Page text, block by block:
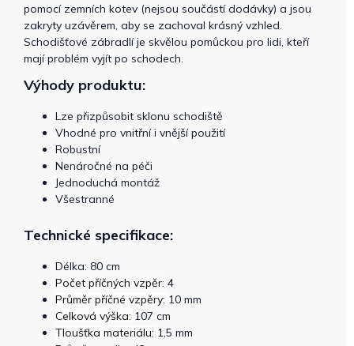
pomocí zemních kotev (nejsou součástí dodávky) a jsou
zakryty uzávěrem, aby se zachoval krásný vzhled.
Schodišťové zábradlí je skvělou pomůckou pro lidi, kteří
mají problém vyjít po schodech.
Výhody produktu:
Lze přizpůsobit sklonu schodiště
Vhodné pro vnitřní i vnější použití
Robustní
Nenáročné na péči
Jednoduchá montáž
Všestranné
Technické specifikace:
Délka: 80 cm
Počet příčných vzpěr: 4
Průměr příčné vzpěry: 10 mm
Celková výška: 107 cm
Tloušťka materiálu: 1,5 mm